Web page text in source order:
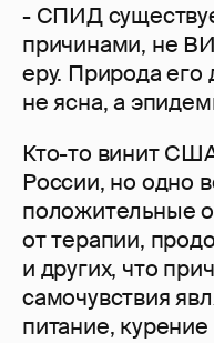
- СПИД
причинами, не
еру. Природа его
не ясна, а
Кто-то винит
России, но одно
положительные
от терапии,
и других, что
самочувствия
питание,